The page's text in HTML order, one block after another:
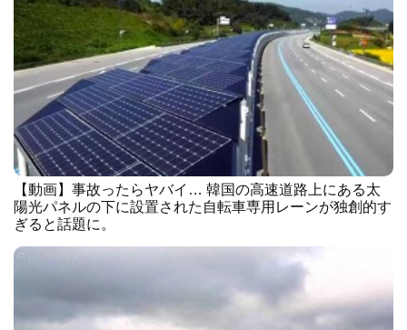
【動画】事故ったらヤバイ… 韓国の高速道路上にある太
陽光パネルの下に設置された自転車専用レーンが独創的す
ぎると話題に。